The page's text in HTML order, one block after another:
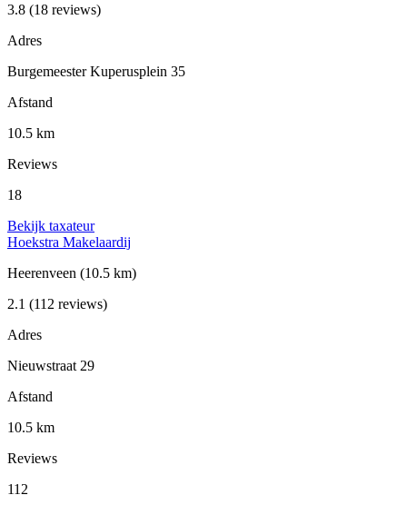
3.8 (18 reviews)
Adres
Burgemeester Kuperusplein 35
Afstand
10.5 km
Reviews
18
Bekijk taxateur
Hoekstra Makelaardij
Heerenveen (10.5 km)
2.1 (112 reviews)
Adres
Nieuwstraat 29
Afstand
10.5 km
Reviews
112